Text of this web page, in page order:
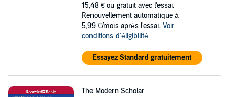
15,48 € ou gratuit avec l'essai.
Renouvellement automatique à
5,99 €/mois après l'essai. Voir
conditions d'éligibilité
Essayez Standard gratuitement
The Modern Scholar